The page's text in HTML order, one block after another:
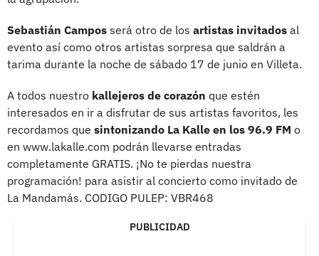
Sebastián Campos será otro de los artistas invitados al
evento así como otros artistas sorpresa que saldrán a
tarima durante la noche de sábado 17 de junio en Villeta.
A todos nuestro kallejeros de corazón que estén
interesados en ir a disfrutar de sus artistas favoritos, les
recordamos que sintonizando La Kalle en los 96.9 FM o
en www.lakalle.com podrán llevarse entradas
completamente GRATIS. ¡No te pierdas nuestra
programación! para asistir al concierto como invitado de
La Mandamás. CODIGO PULEP: VBR468
PUBLICIDAD